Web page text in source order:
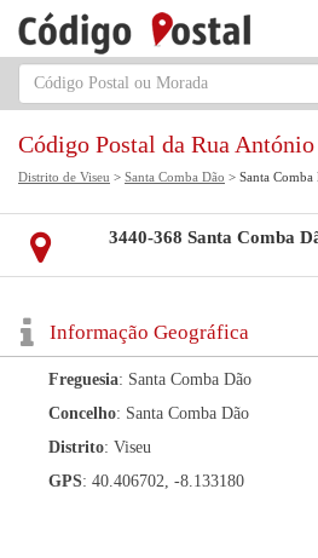
Código Postal da Rua
Distrito de Viseu > Santa Comba Dão > Santa Comba
3440-368 Santa Comba
Informação Geográfica
Freguesia: Santa Comba Dão
Concelho: Santa Comba Dão
Distrito: Viseu
GPS: 40.406702, -8.133180